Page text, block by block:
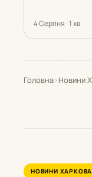
4 Серпня · 1 хв
Головна›Новини
НОВИНИ ХАРКОВА